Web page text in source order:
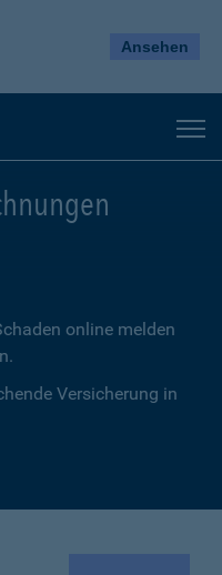
online melden
Versicherung in
Ansehen